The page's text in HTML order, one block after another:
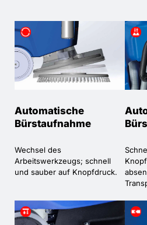
Automatische
Bürstaufnahme
Wechsel des
Arbeitswerkzeugs; schnell
und sauber auf Knopfdruck.